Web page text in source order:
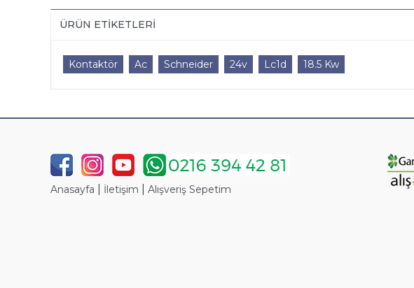
ÜRÜN ETIKETLERI
Kontaktör Ac Schneider 24v Lc1d 18.5 Kw
Anasayfa İletişim Alışveriş Sepetim